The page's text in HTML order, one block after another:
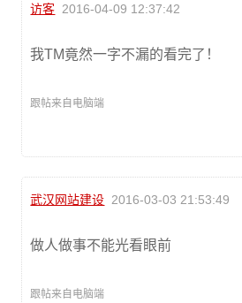
访客 2016-04-09 12:37:42
我TM竟然一字不漏的看完了！
跟帖来自电脑端
武汉网站建设 2016-03-03 21:53:49
做人做事不能光看眼前
跟帖来自电脑端